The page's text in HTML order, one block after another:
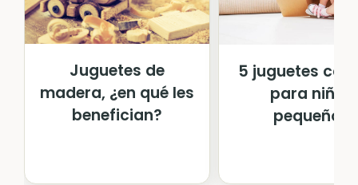
Juguetes de
madera, ¿en qué les
benefician?
5 juguetes
para niños
pequeños